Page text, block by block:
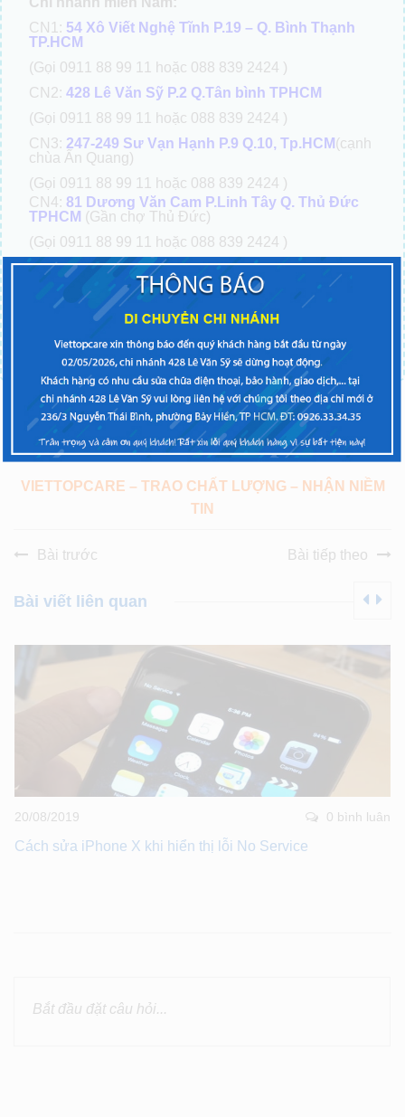
CN1: 54 Xô Viết Nghệ Tĩnh P.19 – Q. Bình Thạnh
TP.HCM
(Gọi 0911 88 99 11 hoặc 088 839 2424 )
CN2: 428 Lê Văn Sỹ P.2 Q.Tân bình TPHCM
(Gọi 0911 88 99 11 hoặc 088 839 2424 )
CN3: 247-249 Sư Vạn Hạnh P.9 Q.10, Tp.HCM (cạnh
chùa Ấn Quang)
(Gọi 0911 88 99 11 hoặc 088 839 2424 )
CN4: 81 Dương Văn Cam P.Linh Tây Q. Thủ Đức
TPHCM (Gần chợ Thủ Đức)
(Gọi 0911 88 99 11 hoặc 088 839 2424 )
CN6:37 Nguyễn Oanh P.10 Q. Gò vấp TPHCM
(Gọi 0911 88 99 11 hoặc 088 839 2424)
288 Nguyễn Tất Thành P.13 Q.4 TpHCM
Di động: 0911 88 99 11 hoặc 088 839 2424
Tổng đài:0911.8899.11 Nhấp để gọi
(Phím 1: Tư vấn báo giá, Phím 2: Hỏi tình trạng máy, Phím
3: Phản ánh chất lượng)
VIETTOPCARE – TRAO CHẤT LƯỢNG – NHẬN NIỀM
TIN
Bài trước Bài tiếp theo
Bài viết liên quan
20/08/2019 0 bình luân
Cách sửa iPhone X khi hiển thị lỗi No Service